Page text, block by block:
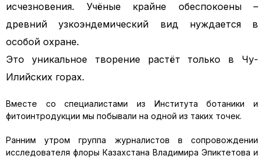
исчезновения. Учёные крайне обеспокоены –
древний узкоэндемический вид нуждается в
особой охране.
Это уникальное творение растёт только в Чу-
Илийских горах.
Вместе со специалистами из Института ботаники и
фитоинтродукции мы побывали на одной из таких точек.
Ранним утром группа журналистов в сопровождении
исследователя флоры Казахстана Владимира Эпиктетова и